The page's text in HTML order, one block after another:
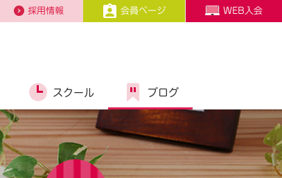
採用情報 会員ページ WEB入会
スクール ブログ